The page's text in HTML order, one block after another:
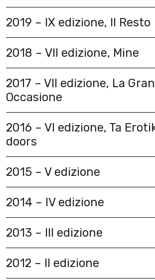
2019 – IX edizione, Il Resto
2018 – VII edizione, Mine
2017 – VII edizione, La
Occasione
2016 – VI edizione, Ta
doors
2015 – V edizione
2014 – IV edizione
2013 – III edizione
2012 – II edizione